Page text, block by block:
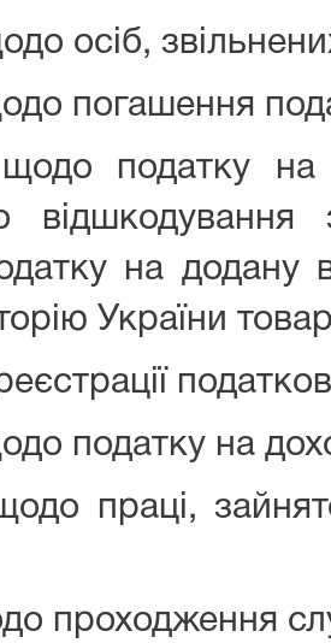
осіб,
погашення
податку на
на додану
України
податку на
праці,
проходження